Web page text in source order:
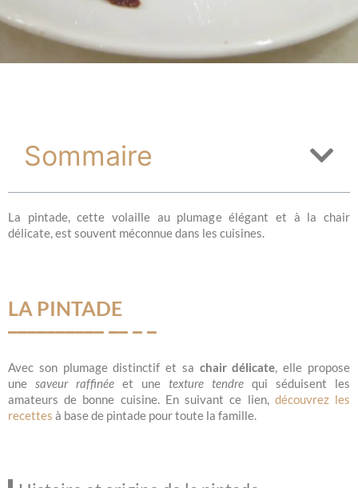
Sommaire
La pintade, cette volaille au plumage élégant et à la chair
délicate, est souvent méconnue dans les cuisines.
LA PINTADE
Avec son plumage distinctif et sa chair délicate, elle propose
une saveur raffinée et une texture tendre qui séduisent les
amateurs de bonne cuisine. En suivant ce lien, découvrez les
recettes à base de pintade pour toute la famille.